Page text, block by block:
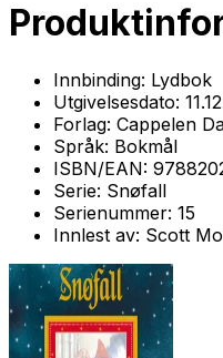
Innbinding: Lydbok
Utgivelsesdato:
Forlag: Cappelen
Språk: Bokmål
ISBN/EAN:
Serie: Snøfall
Serienummer: 15
Innlest av: Scott